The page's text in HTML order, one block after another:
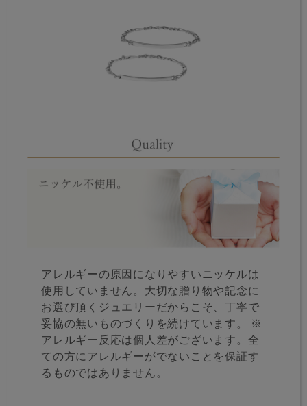
アレルギーの原因になりやすいニッケルは
使用していません。大切な贈り物や記念に
お選び頂くジュエリーだからこそ、丁寧で
妥協の無いものづくりを続けています。 ※
アレルギー反応は個人差がございます。全
ての方にアレルギーがでないことを保証す
るものではありません。